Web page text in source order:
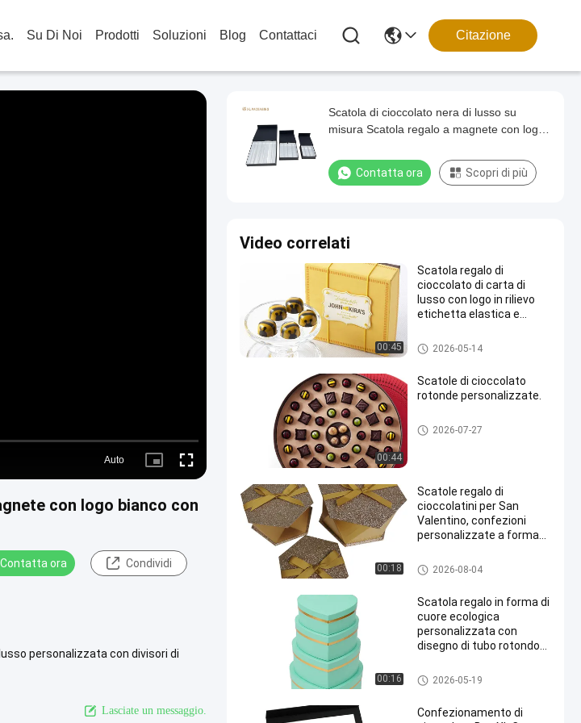
Su Di Noi Prodotti Soluzioni Blog Contattaci Citazione
Auto
Picture- Fullscreen
con logo bianco con
Contatta ora Condividi
personalizzata con divisori di
Lasciate un messaggio.
Scatola di cioccolato nera di lusso su
misura Scatola regalo a magnete con logo
Contatta ora Scopri di più
Video correlati
00:45
Scatola regalo di
cioccolato di carta di
lusso con logo in rilievo
etichetta elastica e
Scatola di carta al cioccolato
2026-05-14
00:44
Scatole di cioccolato
rotonde personalizzate.
Scatola di carta al cioccolato
2026-07-27
00:18
Scatole regalo di
cioccolatini per San
Valentino, confezioni
personalizzate a forma
spessore 1,5 mm
Scatola di carta al cioccolato
2026-08-04
00:16
Scatola regalo in forma di
cuore ecologica
personalizzata con
disegno di tubo rotondo
personalizzabile
Scatola di carta al cioccolato
2026-05-19
Confezionamento di